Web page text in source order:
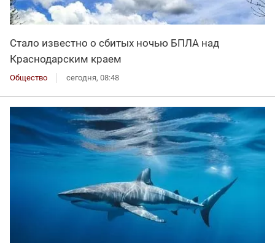
Стало известно о сбитых ночью БПЛА над
Краснодарским краем
Общество сегодня, 08:48